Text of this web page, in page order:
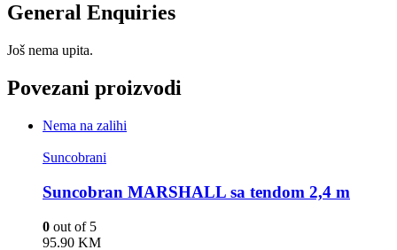
General Enquiries
Još nema upita.
Povezani proizvodi
Nema na zalihi
Suncobrani
Suncobran MARSHALL sa tendom 2,4 m
0 out of 5
95.90 KM